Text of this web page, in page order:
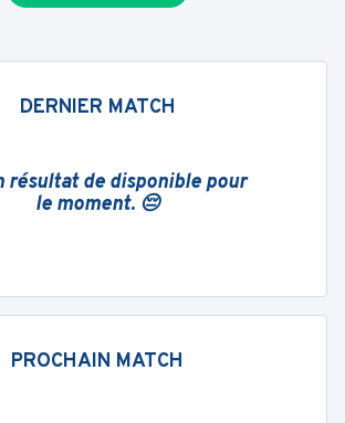
DERNIER MATCH
résultat de disponible pour
le moment. 😔
PROCHAIN MATCH